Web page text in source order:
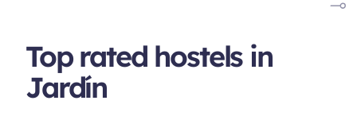
Top rated hostels in
Jardín